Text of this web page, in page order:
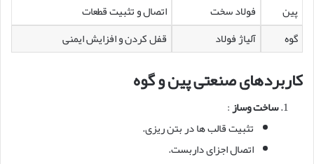
پین
فولاد سخت
اتصال و تثبیت قطعات
گوه
آلیاژ فولاد قفل کردن و افزایش ایمنی
کاربردهای صنعتی پین و گوه
ساخت وساز:
تثبیت قالب ها در بتن ریزی.
اتصال اجزای داربست.